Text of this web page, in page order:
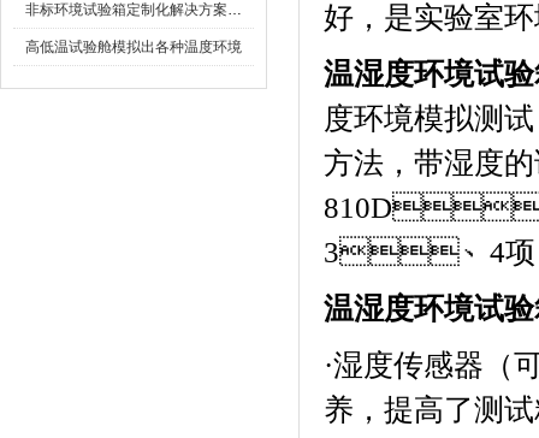
非标环境试验箱定制化解决方案在可靠性测试中的重要性
高低温试验舱模拟出各种温度环境
好，是实验室
温湿度环境试
度环境模拟测试
方法，带湿
810D，
3、 4项
温湿度环境试
·湿度传感器（
养，提高了测试